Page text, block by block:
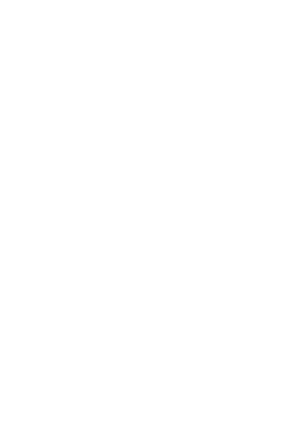
contratações para
que deverá ser analisada pelo contratante para que
operacionais de média e alta complexidade de acordo
de um especialista, mas não necessariamente
na área de atuação .
seleção:
definição do perfil profissiográfico desejado.
de 40 canais mantendo as informações da contratante
a aderência dos pré-requisitos técnicos.
identificam a compatibilidade técnica e